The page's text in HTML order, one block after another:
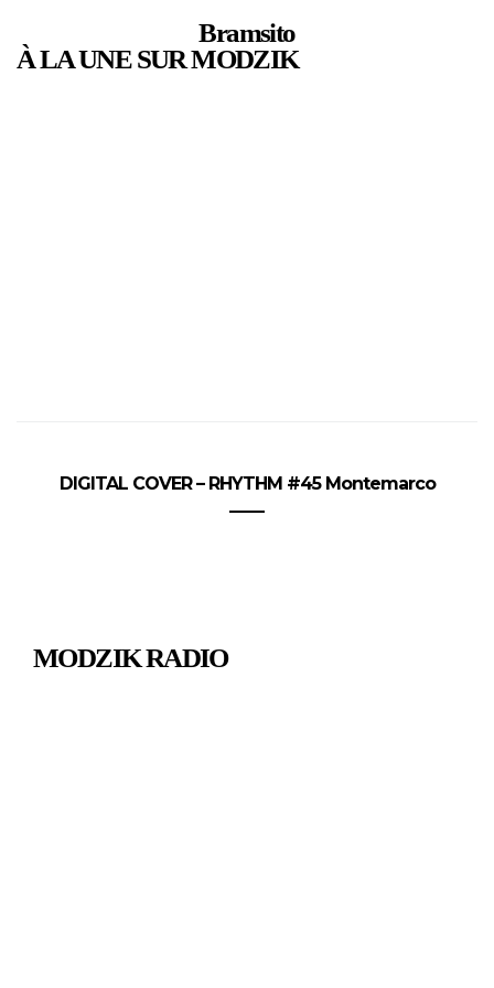
Bramsito
À LA UNE SUR MODZIK
DIGITAL COVER – RHYTHM #45 Montemarco
MODZIK RADIO